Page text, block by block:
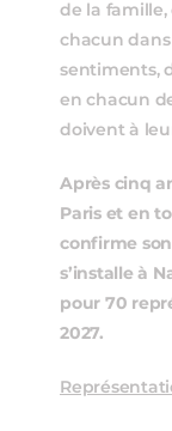
de la famille,
chacun
sentiments,
en chacun
doivent à
Après cinq
Paris et en
confirme
s’installe à
pour 70
2027.